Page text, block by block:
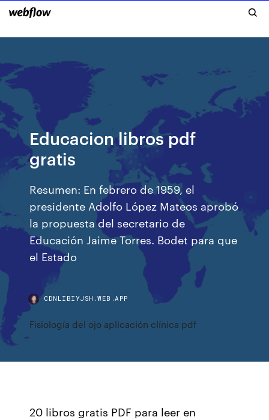
Educacion libros pdf
gratis
Resumen: En febrero de 1959, el
presidente Adolfo López Mateos aprobó
la propuesta del secretario de
Educación Jaime Torres. Bodet para que
el Estado
CDNLIBIYJSH.WEB.APP
Fisiología del ojo aplicación clínica pdf
20 libros gratis PDF para leer en